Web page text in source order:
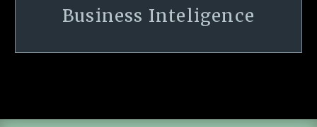
Business Inteligence